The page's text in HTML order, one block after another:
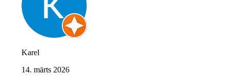
Karel
14. märts 2026